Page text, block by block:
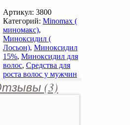
Артикул: 3800
Категорий: Minomax (
миномакс),
Миноксидил (
Лосьон), Миноксидил
15%, Миноксидил для
волос, Средства для
роста волос у мужчин
(3)